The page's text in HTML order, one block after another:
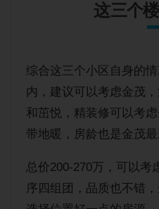
这三个
综合这三个小区自身的
内，建议可以考虑金茂
和茁悦，精装修可以考
带地暖，房龄也是金茂最
总价200-270万，可以考
序四组团，品质也不错